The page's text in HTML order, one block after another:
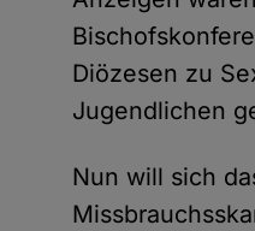
Diözesen zu
Jugendlichen
Nun will sich